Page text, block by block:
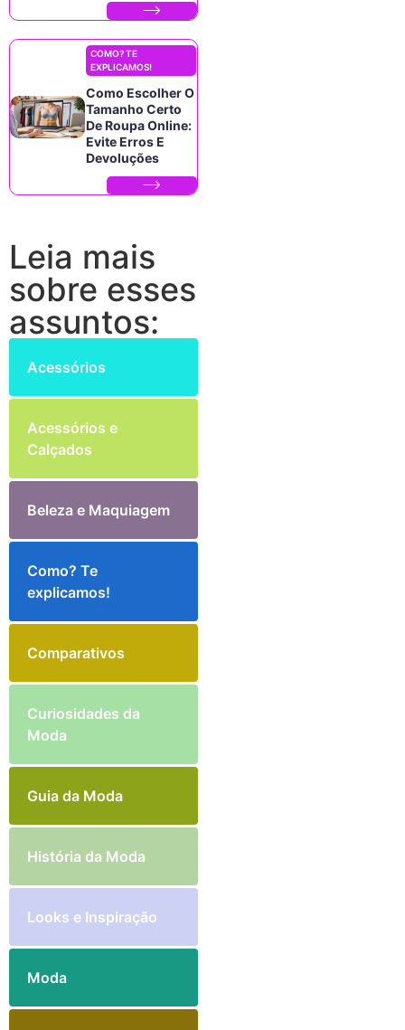
COMO? TE
EXPLICAMOS!
Como Escolher O
Tamanho Certo
De Roupa Online:
Evite Erros E
Devoluções
Leia mais
sobre esses
assuntos:
Acessórios
Acessórios e
Calçados
Beleza e Maquiagem
Como? Te
explicamos!
Comparativos
Curiosidades da
Moda
Guia da Moda
História da Moda
Looks e Inspiração
Moda